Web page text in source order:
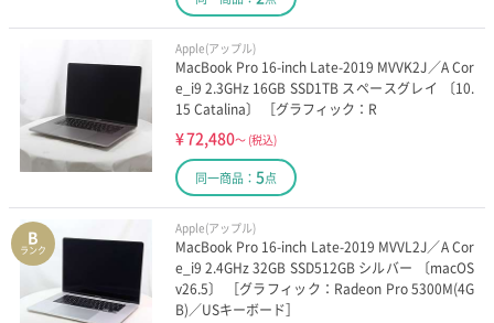
Apple(アップル)
MacBook Pro 16-inch Late-2019 MVVK2J／A Cor
e_i9 2.3GHz 16GB SSD1TB スペースグレイ 〔10.
15 Catalina〕 ［グラフィック：R
¥72,480～ (税込)
同一商品： 5点
B
ランク
Apple(アップル)
MacBook Pro 16-inch Late-2019 MVVL2J／A Cor
e_i9 2.4GHz 32GB SSD512GB シルバー 〔macOS
v26.5〕 ［グラフィック：Radeon Pro 5300M(4G
B)／USキーボード］